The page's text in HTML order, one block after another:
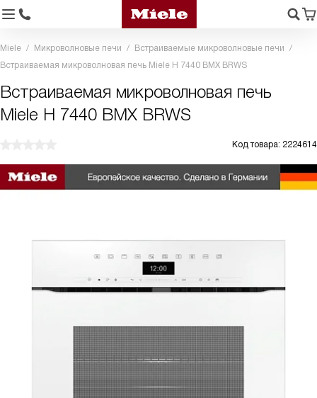
Miele Микроволновые печи
Встраиваемые микроволновые печи
Встраиваемая микроволновая печь Miele H 7440 BMX BRWS
Встраиваемая микроволновая печь
Miele H 7440 BMX BRWS
Код товара: 2224614